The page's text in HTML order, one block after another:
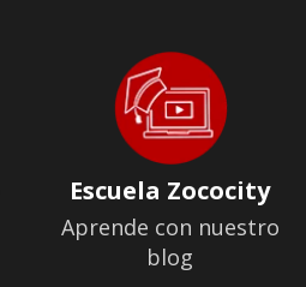
Escuela Zococity
Aprende con nuestro
blog